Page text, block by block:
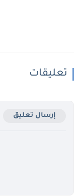
تعليقات
إرسال تعليق